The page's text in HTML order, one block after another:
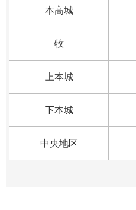
本高城
牧
上本城
下本城
中央地区